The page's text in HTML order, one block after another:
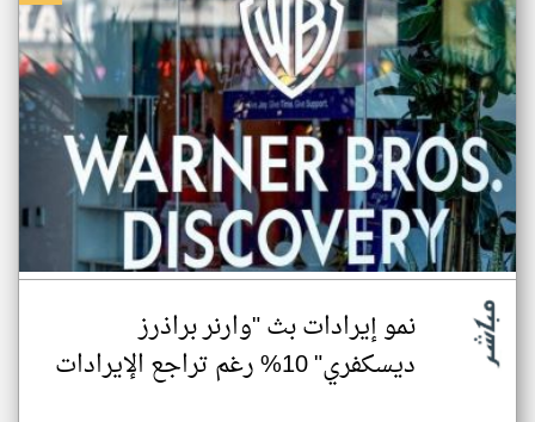
نمو إيرادات بث "وارنر براذرز
ديسكفري" 10% رغم تراجع الإيرادات